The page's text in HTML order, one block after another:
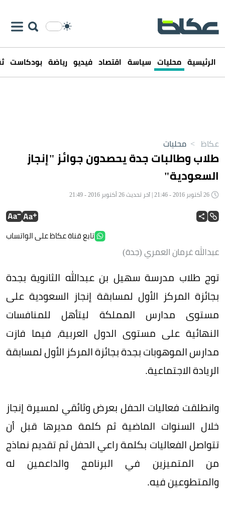
الرئيسية محليات سياسة اقتصاد فيديو رياضة بودكاست
عكاظ > محليات
طلاب وطالبات جدة يحصدون جوائز "إنجاز
السعودية"
تابع قناة عكاظ على الواتساب
عبدالله غرمان العمري (جدة)
توج طلاب مدرسة سهيل بن عبدالله الثانوية بجدة
بجائزة المركز الأول لمسابقة إنجاز السعودية على
مستوى مدارس المملكة ليتأهل للمنافسات
النهائية على مستوى الدول العربية، فيما فازت
مدارس الموهوبات بجدة بجائزة المركز الأول لمسابقة
الريادة الاجتماعية.
وانطلقت فعاليات الحفل بعرض وثائقي لمسيرة إنجاز
خلال السنوات الماضية ثم كلمة مديرها قبل أن
تتواصل الفعاليات بكلمة راعي الحفل ثم تقديم نماذج
من المتميزين في البرنامج والداعمين له
والمتطوعين فيه.